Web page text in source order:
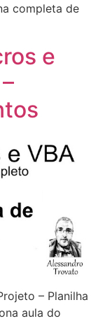
completa de
e
– Planilha
aula do